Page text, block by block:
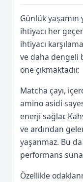
Günlük
ihtiyacı her
ihtiyacı
ve daha dengeli
öne çıkmaktadır.
Matcha çayı,
amino asidi
enerji sağlar.
ve ardından
yaşanmaz. Bu
performans
Özellikle